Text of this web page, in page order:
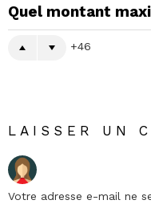
Quel montant
46
LAISSER UN
Votre adresse e-mail ne